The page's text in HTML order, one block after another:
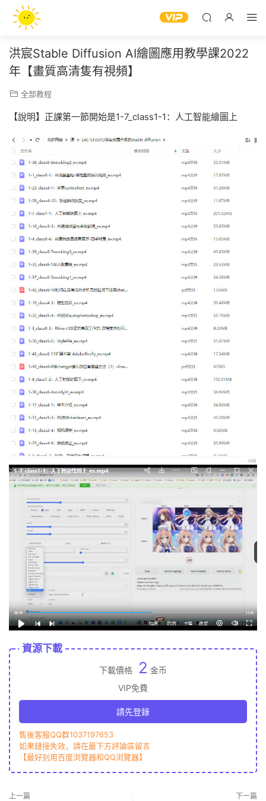
洪宸Stable Diffusion AI繪圖應用教學課2022
年【畫質高清隻有視頻】
全部教程
【說明】正課第一節開始是1-7_class1-1：人工智能繪圖上
資源下載
下載價格 2 金币
VIP免費
請先登錄
售後客服QQ群1037197653
如果鏈接失效，請在最下方評論區留言
【最好别用百度浏覽器和QQ浏覽器】
上一篇 下一篇